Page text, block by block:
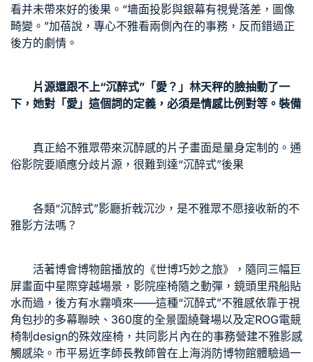
看并未帶來好的後果。“墻面投影與銀幕有視覺落差，圖像
畸變。”加蓓說，專心不雅看兩側內在的事務，反而錯過正
後方的劇情。
片源還跟不上“沉醉式”「愛？」林天秤的臉抽動了一
下，她對「愛」這個詞的定義，必須是情感比例對等。裝備
真正給不雅眾帶來沉醉感的片子畫面是量身定制的。通
俗影院要順應分歧片源，很難到達“沉醉式”後果
各類“沉醉式”影廳折戟沉沙，是不雅眾不愿接收新的不
雅影方法嗎？
活著博會博物館播放的《世博巧妙之旅》，隨同三幅巨
屏畫面中星際穿越場景，影院座椅隨之動彈，鏡頭里飛船貼
水而過，後方有水霧噴來——這種“沉醉式”不雅感依靠于視
角包抄的多幕聯映、360度的全景圍繞聲場以及定ROG電競
椅制design的殊效座椅，共同影片內在的事務營建不雅影感
觸感染。市平易近李師長教師曾在上海消防博物館體驗過一